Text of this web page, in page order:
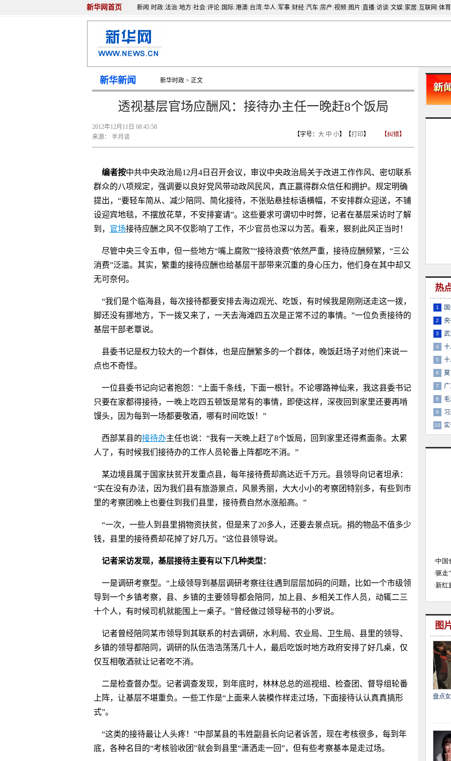
新华网首页 新闻 |时政|法治|地方|社会|评论| 国际|港澳|台湾|华人|军事|财经|汽车|房产|视频|图片| 直播|访谈|文娱|家居| 互联网 |体育
新华新闻 新华时政> 正文
透视基层官场应酬风：接待办主任一晚赶8个饭局
2012年12月11日 08:45:58
来源： 半月谈 【字号：大 中 小】【打印】 【纠错】
编者按中共中央政治局12月4日召开会议，审议中央政治局关于改进工作作风、密切联系
群众的八项规定，强调要以良好党风带动政风民风，真正赢得群众信任和拥护。规定明确
提出，“要轻车简从、减少陪同、简化接待，不张贴悬挂标语横幅，不安排群众迎送，不铺
设迎宾地毯，不摆放花草，不安排宴请”。这些要求可谓切中时弊，记者在基层采访时了解
到， 官场接待应酬之风不仅影响了工作，不少官员也深以为苦。看来，狠刹此风正当时！
尽管中央三令五申，但一些地方“嘴上腐败”“接待浪费”依然严重，接待应酬频繁，“三公
消费”泛滥。其实，繁重的接待应酬也给基层干部带来沉重的身心压力，他们身在其中却又
无可奈何。
“我们是个临海县，每次接待都要安排去海边观光、吃饭，有时候我是刚刚送走这一拨，
脚还没有挪地方，下一拨又来了，一天去海滩四五次是正常不过的事情。”一位负责接待的
基层干部老覃说。
县委书记是权力较大的一个群体，也是应酬繁多的一个群体，晚饭赶场子对他们来说一
点也不奇怪。
一位县委书记向记者抱怨：“上面千条线，下面一根针。不论哪路神仙来，我这县委书记
只要在家都得接待，一晚上吃四五顿饭是常有的事情，即使这样，深夜回到家里还要再啃
馒头，因为每到一场都要敬酒，哪有时间吃饭！”
西部某县的接待办主任也说：“我有一天晚上赶了8个饭局，回到家里还得煮面条。太累
人了，有时候我们接待办的工作人员轮番上阵都吃不消。”
某边境县属于国家扶贫开发重点县，每年接待费却高达近千万元。县领导向记者坦承：
“实在没有办法，因为我们县有旅游景点，风景秀丽，大大小小的考察团特别多，有些到市
里的考察团晚上也要住到我们县里，接待费自然水涨船高。”
“一次，一些人到县里捐物资扶贫，但是来了20多人，还要去景点玩。捐的物品不值多少
钱，县里的接待费却花掉了好几万。”这位县领导说。
记者采访发现，基层接待主要有以下几种类型：
一是调研考察型。“上级领导到基层调研考察往往遇到层层加码的问题，比如一个市级领
导到一个乡镇考察，县、乡镇的主要领导都会陪同，加上县、乡相关工作人员，动辄二三
十个人，有时候司机就能围上一桌子。”曾经做过领导秘书的小罗说。
记者曾经陪同某市领导到其联系的村去调研，水利局、农业局、卫生局、县里的领导、
乡镇的领导都陪同，调研的队伍浩浩荡荡几十人，最后吃饭时地方政府安排了好几桌，仅
仅互相敬酒就让记者吃不消。
二是检查督办型。记者调查发现，到年底时，林林总总的巡视组、检查团、督导组轮番
上阵，让基层不堪重负。一些工作是“上面来人装模作样走过场，下面接待认认真真搞形
式”。
“这类的接待最让人头疼！”中部某县的韦姓副县长向记者诉苦，现在考核很多，每到年
底，各种名目的“考核验收团”就会到县里“潇洒走一回”，但有些考察基本是走过场。
热
1
2
3
4
5 十
6
7 广
8 毛
9
10
图
盘点